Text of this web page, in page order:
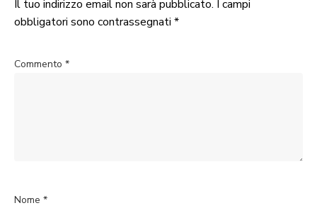
Il tuo indirizzo email non sarà pubblicato. I campi
obbligatori sono contrassegnati *
Commento *
Nome *